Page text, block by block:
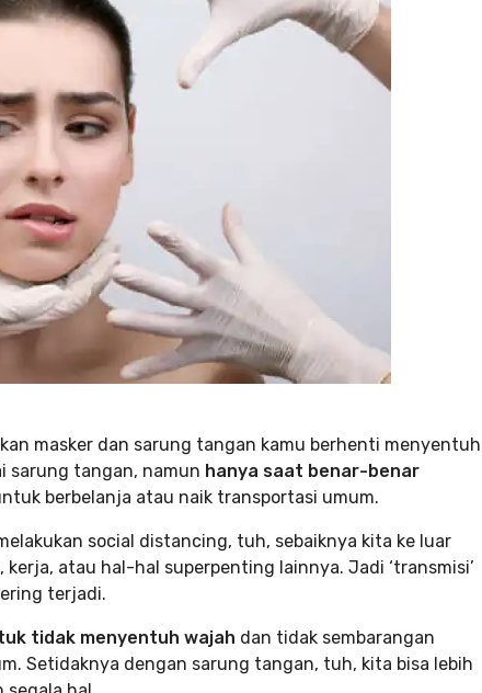
masker dan sarung tangan kamu berhenti menyentuh
sarung tangan, namun hanya saat benar-benar
berbelanja atau naik transportasi umum.
social distancing, tuh, sebaiknya kita ke luar
atau hal-hal superpenting lainnya. Jadi ‘transmisi’
terjadi.
tidak menyentuh wajah dan tidak sembarangan
Setidaknya dengan sarung tangan, tuh, kita bisa lebih